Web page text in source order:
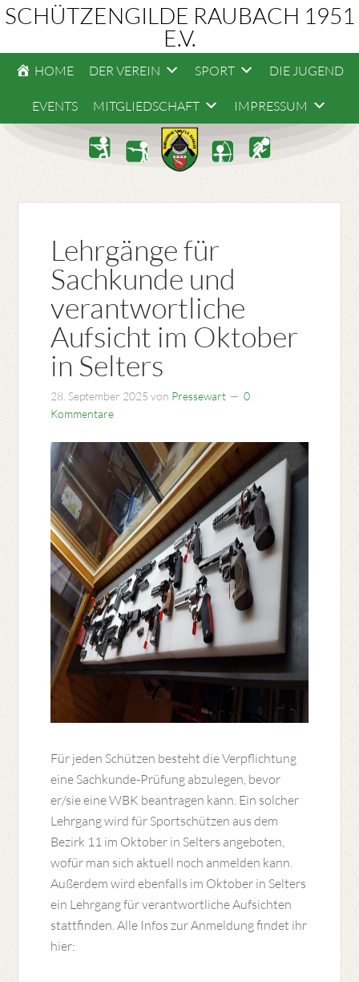
SCHÜTZENGILDE RAUBACH 1951
E.V.
HOME DER VEREIN SPORT DIE JUGEND
EVENTS MITGLIEDSCHAFT IMPRESSUM
Lehrgänge für
Sachkunde und
verantwortliche
Aufsicht im Oktober
in Selters
28. September 2025 von Pressewart
0
Kommentare
Für jeden Schützen besteht die Verpflichtung
eine Sachkunde-Prüfung abzulegen, bevor
er/sie eine WBK beantragen kann. Ein solcher
Lehrgang wird für Sportschützen aus dem
Bezirk 11 im Oktober in Selters angeboten,
wofür man sich aktuell noch anmelden kann.
Außerdem wird ebenfalls im Oktober in Selters
ein Lehrgang für verantwortliche Aufsichten
stattfinden. Alle Infos zur Anmeldung findet ihr
hier: